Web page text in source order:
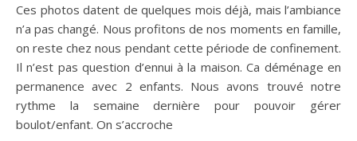
Ces photos datent de quelques mois déjà, mais l’ambiance
n’a pas changé. Nous profitons de nos moments en famille,
on reste chez nous pendant cette période de confinement.
Il n’est pas question d’ennui à la maison. Ca déménage en
permanence avec 2 enfants. Nous avons trouvé notre
rythme la semaine dernière pour pouvoir gérer
boulot/enfant. On s’accroche